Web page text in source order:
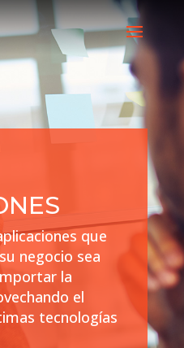
que
negocio sea
la
el
tecnologías